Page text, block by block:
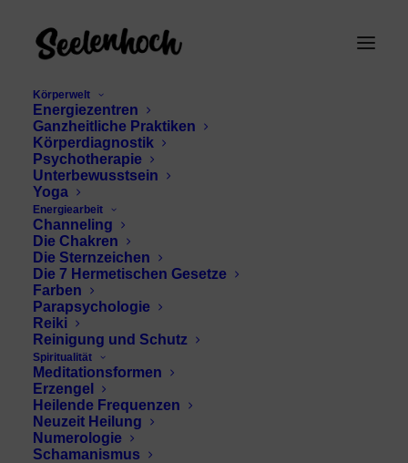
Körperwelt
Energiezentren
Ganzheitliche Praktiken
Körperdiagnostik
Psychotherapie
Unterbewusstsein
Yoga
Energiearbeit
Channeling
Die Chakren
Die Sternzeichen
Die 7 Hermetischen Gesetze
Farben
Parapsychologie
Reiki
Reinigung und Schutz
Spiritualität
Meditationsformen
Erzengel
Heilende Frequenzen
Neuzeit Heilung
Numerologie
Schamanismus
Naturmedizin